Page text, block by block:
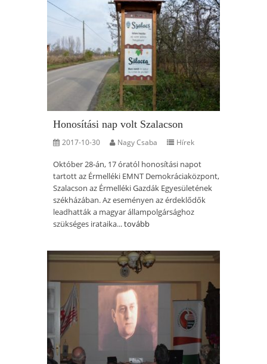
Honosítási nap volt Szalacson
2017-10-30 Nagy Csaba Hírek
Október 28-án, 17 óratól honosítási napot
tartott az Érmelléki EMNT Demokráciaközpont,
Szalacson az Érmelléki Gazdák Egyesületének
székházában. Az eseményen az érdeklődők
leadhatták a magyar állampolgársághoz
szükséges irataika...tovább